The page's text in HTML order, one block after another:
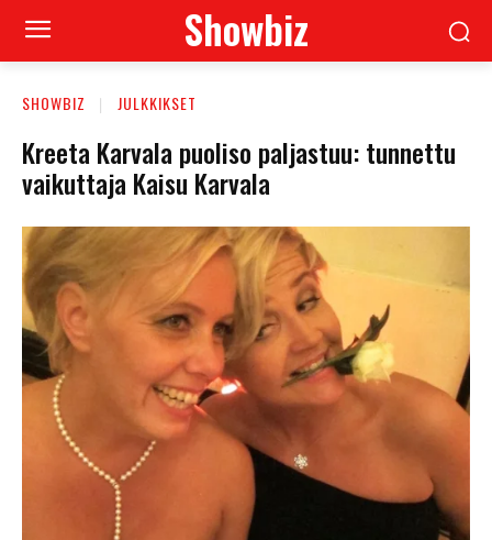
Showbiz
SHOWBIZ JULKKIKSET
Kreeta Karvala puoliso paljastuu: tunnettu
vaikuttaja Kaisu Karvala